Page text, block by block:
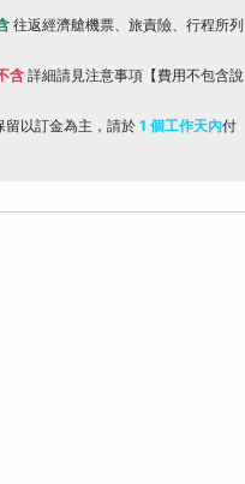
往返經濟艙機票、旅責險、行程所列
含 詳細請見注意事項【費用不包含說
留以訂金為主，請於 1 個工作天內付